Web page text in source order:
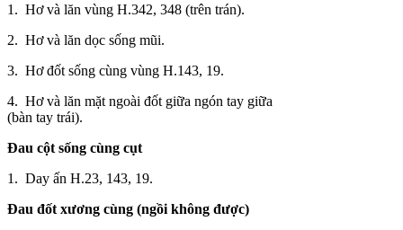
1. Hơ và lăn vùng H.342, 348 (trên trán).
2. Hơ và lăn dọc sống mũi.
3. Hơ đốt sống cùng vùng H.143, 19.
4. Hơ và lăn mặt ngoài đốt giữa ngón tay giữa
(bàn tay trái).
Đau cột sống cùng cụt
1. Day ấn H.23, 143, 19.
Đau đốt xương cùng (ngồi không được)